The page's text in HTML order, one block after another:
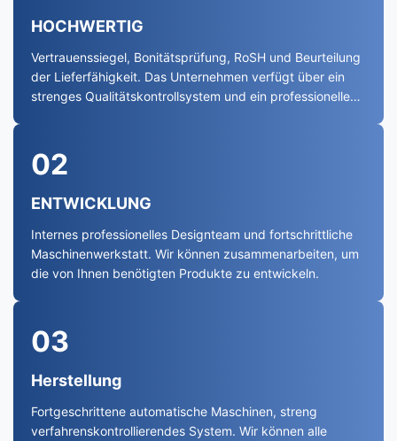
HOCHWERTIG
Vertrauenssiegel, Bonitätsprüfung, RoSH und Beurteilung
der Lieferfähigkeit. Das Unternehmen verfügt über ein
strenges Qualitätskontrollsystem und ein professionelles
02
ENTWICKLUNG
Internes professionelles Designteam und fortschrittliche
Maschinenwerkstatt. Wir können zusammenarbeiten, um
die von Ihnen benötigten Produkte zu entwickeln.
03
Herstellung
Fortgeschrittene automatische Maschinen, streng
verfahrenskontrollierendes System. Wir können alle